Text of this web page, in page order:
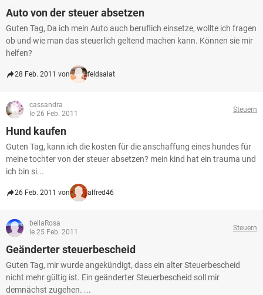
Auto von der steuer absetzen
Guten Tag, Da ich mein Auto auch beruflich einsetze, wollte ich fragen
ob und wie man das steuerlich geltend machen kann. Können sie mir
helfen?
28 Feb. 2011 von feldsalat
cassandra
le 26 Feb. 2011
Steuern
Hund kaufen
Guten Tag, kann ich die kosten für die anschaffung eines hundes für
meine tochter von der steuer absetzen? mein kind hat ein trauma und
ich bin si...
26 Feb. 2011 von alfred46
bellaRosa
le 25 Feb. 2011
Steuern
Geänderter steuerbescheid
Guten Tag, mir wurde angekündigt, dass ein alter Steuerbescheid
nicht mehr gültig ist. Ein geänderter Steuerbescheid soll mir
demnächst zugehen. ...